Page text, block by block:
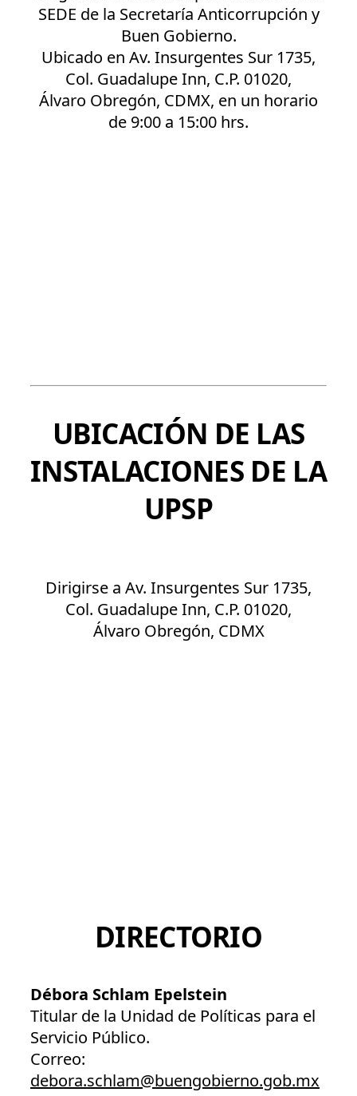
SEDE de la Secretaría Anticorrupción y
Buen Gobierno.
Ubicado en Av. Insurgentes Sur 1735,
Col. Guadalupe Inn, C.P. 01020,
Álvaro Obregón, CDMX, en un horario
de 9:00 a 15:00 hrs.
UBICACIÓN DE LAS
INSTALACIONES DE LA
UPSP
Dirigirse a Av. Insurgentes Sur 1735,
Col. Guadalupe Inn, C.P. 01020,
Álvaro Obregón, CDMX
DIRECTORIO
Débora Schlam Epelstein
Titular de la Unidad de Políticas para el
Servicio Público.
Correo:
debora.schlam@buengobierno.gob.mx